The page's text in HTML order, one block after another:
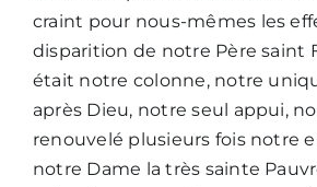
craint pour nous-mêmes les
disparition de notre Père saint
était notre colonne, notre
après Dieu, notre seul appui,
renouvelé plusieurs fois notre
notre Dame la très sainte